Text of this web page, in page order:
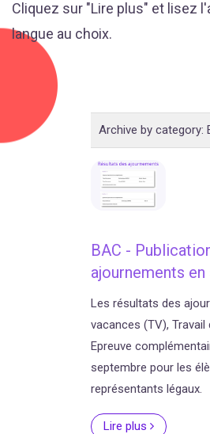
Cliquez sur "Lire plus" et lisez
langue au choix.
Archive by category:
BAC -
ajournements
Les résultats des
vacances (TV),
Epreuve
septembre pour les
représentants légaux.
Lire plus